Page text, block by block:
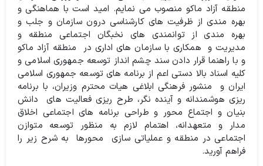
منطقه آزاد ماکو منصوب می نمایم. امید است با هماهنگی و
بهره مندی از ظرفیت های کارشناسی درون سازمان و جلب و
بهره مندی از توانمندی های نخبگان اجتماعی منطقه و
مدیریت و همکاری با سازمان های اداری در
منطقه آزاد ماکو
و با راهنما قرار دادن سند چشم انداز توسعه جمهوری اسلامی و
کلیه اسناد بالا دستی اعم از برنامه های توسعه جمهوری اسلامی
ایران و
منشور فرهنگی ابلاغی هیات محترم وزیران، با برنامه
ریزی هوشمندانه و آینده نگر، طرح ریزی فعالیت های
دانش
بنیان و اجتماع محور و طراحی برنامه های اجتماعی اخلاق
مدار و متعهدانه، اهتمام لازم به منظور توسعه متوازن
اجتماعی در منطقه و عملیاتی سازی
محورها
به شرح زیر را
فراهم آورید.